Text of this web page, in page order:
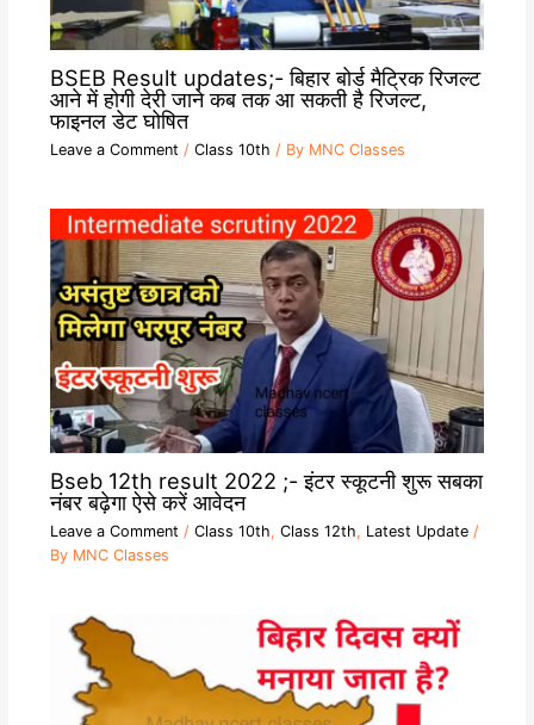
BSEB Result updates;- बिहार बोर्ड मैट्रिक रिजल्ट
आने में होगी देरी जाने कब तक आ सकती है रिजल्ट,
फाइनल डेट घोषित
Leave a Comment / Class 10th / By MNC Classes
Bseb 12th result 2022 ;- इंटर स्कूटनी शुरू सबका
नंबर बढ़ेगा ऐसे करें आवेदन
Leave a Comment / Class 10th, Class 12th, Latest Update/
By MNC Classes